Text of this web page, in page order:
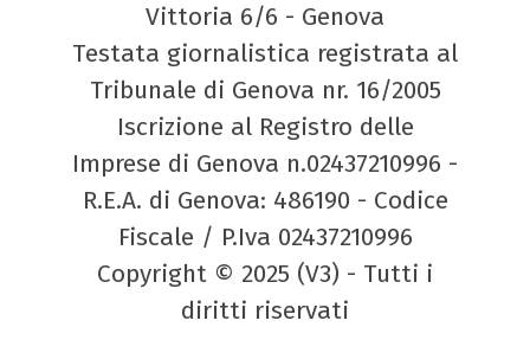
Vittoria 6/6 - Genova
Testata giornalistica registrata al
Tribunale di Genova nr. 16/2005
Iscrizione al Registro delle
Imprese di Genova n.02437210996 -
R.E.A. di Genova: 486190 - Codice
Fiscale / P.Iva 02437210996
Copyright © 2025 (V3) - Tutti i
diritti riservati